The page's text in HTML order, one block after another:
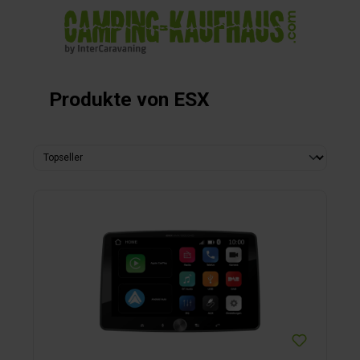
springen
Produkte von ESX